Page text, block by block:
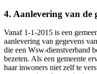
4. Aanlevering van de
Vanaf 1-1-2015 is een
aanlevering van gegevens
die een Wsw-dienstverband
bezeten. Als een gemeente
haar inwoners niet zelf te